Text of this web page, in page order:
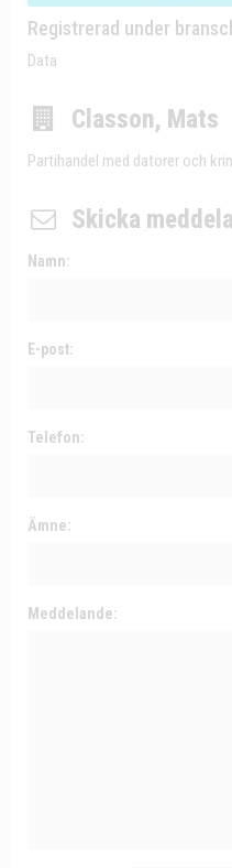
Registrerad under
Data
Classon, Mats
Partihandel med datorer och
Skicka
Namn:
E-post:
Telefon:
Ämne:
Meddelande: